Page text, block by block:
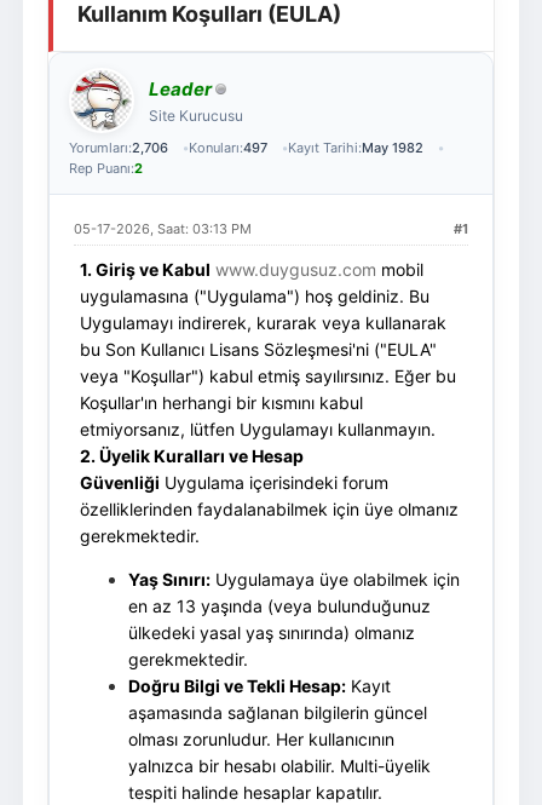
Kullanım Koşulları (EULA)
Leader
Site Kurucusu
Yorumları:2,706 Konuları:497 Kayıt Tarihi:May 1982
Rep Puanı:2
#1
05-17-2026, Saat: 03:13 PM
1. Giriş ve Kabul www.duygusuz.com mobil
uygulamasına ("Uygulama") hoş geldiniz. Bu
Uygulamayı indirerek, kurarak veya kullanarak
bu Son Kullanıcı Lisans Sözleşmesi'ni ("EULA"
veya "Koşullar") kabul etmiş sayılırsınız. Eğer bu
Koşullar'ın herhangi bir kısmını kabul
etmiyorsanız, lütfen Uygulamayı kullanmayın.
2. Üyelik Kuralları ve Hesap
Güvenliği Uygulama içerisindeki forum
özelliklerinden faydalanabilmek için üye olmanız
gerekmektedir.
Yaş Sınırı:Uygulamaya üye olabilmek için
en az 13 yaşında (veya bulunduğunuz
ülkedeki yasal yaş sınırında) olmanız
gerekmektedir.
Doğru Bilgi ve Tekli Hesap:Kayıt
aşamasında sağlanan bilgilerin güncel
olması zorunludur. Her kullanıcının
yalnızca bir hesabı olabilir. Multi-üyelik
tespiti halinde hesaplar kapatılır.